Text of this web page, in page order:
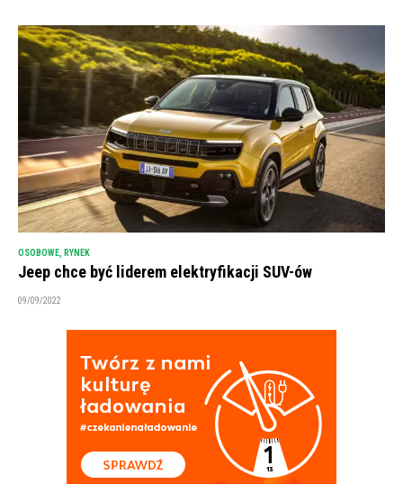
OSOBOWE RYNEK
Jeep chce być liderem elektryfikacji SUV-ów
09/09/2022